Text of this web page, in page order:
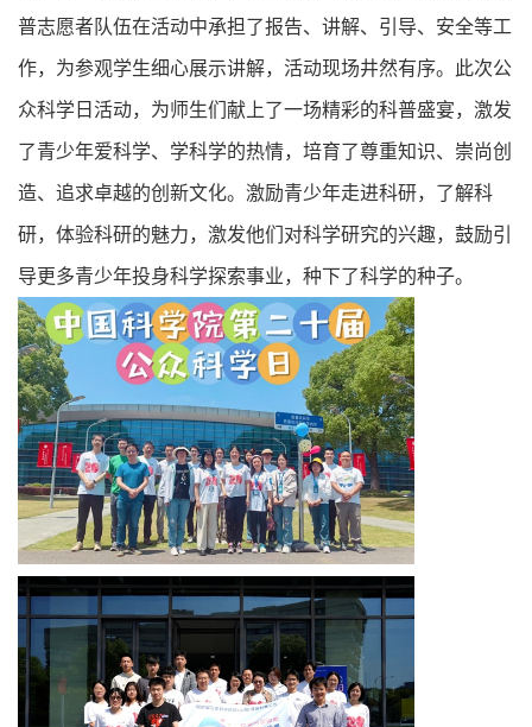
普志愿者队伍在活动中承担了报告、讲解、引导、安全等工
作，为参观学生细心展示讲解，活动现场井然有序。此次公
众科学日活动，为师生们献上了一场精彩的科普盛宴，激发
了青少年爱科学、学科学的热情，培育了尊重知识、崇尚创
造、追求卓越的创新文化。激励青少年走进科研，了解科
研，体验科研的魅力，激发他们对科学研究的兴趣，鼓励引
导更多青少年投身科学探索事业，种下了科学的种子。